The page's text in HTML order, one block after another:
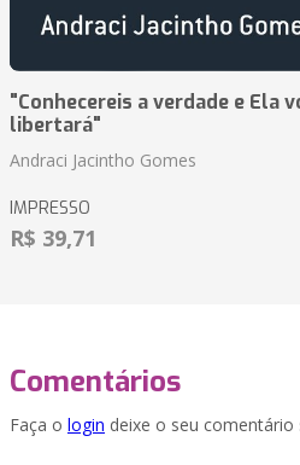
"Conhecereis a verdade e Ela
libertará"
Andraci Jacintho Gomes
IMPRESSO
R$ 39,71
Comentários
Faça o login deixe o seu comentário